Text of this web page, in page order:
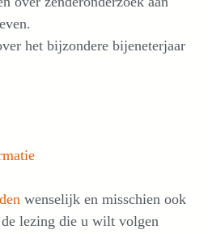
het bijzondere bijeneterjaar
wenselijk en misschien ook
lezing die u wilt volgen